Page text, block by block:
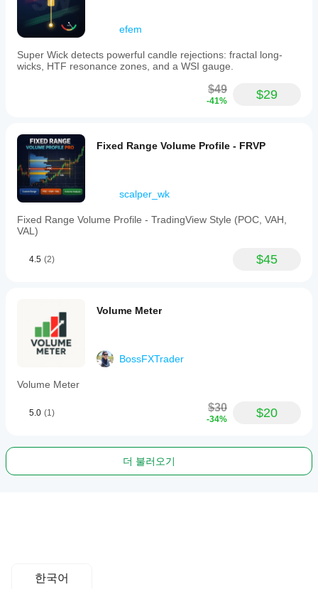
efem
Super Wick detects powerful candle rejections: fractal long-
wicks, HTF resonance zones, and a WSI gauge.
$49
-41% $29
Fixed Range Volume Profile - FRVP
scalper_wk
Fixed Range Volume Profile - TradingView Style (POC, VAH,
VAL)
4.5 (2) $45
Volume Meter
BossFXTrader
Volume Meter
5.0 (1) $30
-34% $20
더 불러오기
한국어